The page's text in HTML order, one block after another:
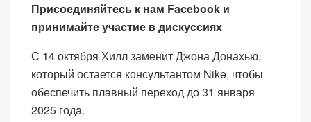
Присоединяйтесь к нам Facebook и
принимайте участие в дискуссиях
С 14 октября Хилл заменит Джона Донахью,
который остается консультантом Nike, чтобы
обеспечить плавный переход до 31 января
2025 года.